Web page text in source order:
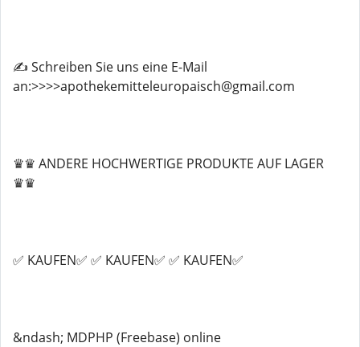
✍️ Schreiben Sie uns eine E-Mail
an:>>>>apothekemitteleuropaisch@gmail.com
♛♛ ANDERE HOCHWERTIGE PRODUKTE AUF LAGER
♛♛
✅ KAUFEN✅ ✅ KAUFEN✅ ✅ KAUFEN✅
&ndash; MDPHP (Freebase) online